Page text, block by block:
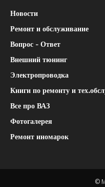
Новости
Ремонт и обслуживание
Вопрос - Ответ
Внешний тюнинг
Электропроводка
Книги по ремонту и
Все про ВАЗ
Фотогалерея
Ремонт иномарок
©